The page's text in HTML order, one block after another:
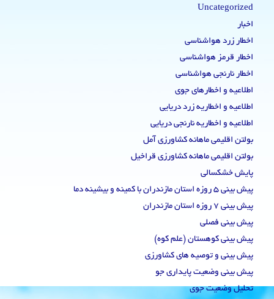
Uncategorized
اخبار
اخطار زرد هواشناسی
اخطار قرمز هواشناسی
اخطار نارنجی هواشناسی
اطلاعیه و اخطارهای جوی
اطلاعیه و اخطاریه زرد دریایی
اطلاعیه و اخطاریه نارنجی دریایی
بولتن اقلیمی ماهانه کشاورزی آمل
بولتن اقلیمی ماهانه کشاورزی قراخیل
پایش خشکسالی
پیش بینی 5 روزه استان مازندران با کمینه و بیشینه دما
پیش بینی 7 روزه استان مازندران
پیش بینی فصلی
پیش بینی کوهستان (علم کوه)
پیش بینی و توصیه های کشاورزی
پیش بینی وضعیت پایداری جو
تحلیل وضعیت جوی